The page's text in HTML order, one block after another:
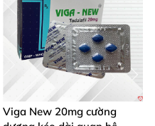
Viga New 20mg cường